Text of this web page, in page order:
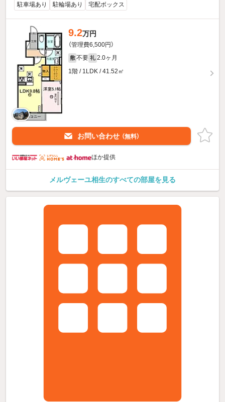
駐車場あり 駐輪場あり 宅配ボックス
9.2万円
（管理費6,500円）
敷 不要 礼 2.0ヶ月
1階 / 1LDK / 41.52㎡
お問い合わせ （無料）
ほか提供
メルヴェーユ相生のすべての部屋を見る